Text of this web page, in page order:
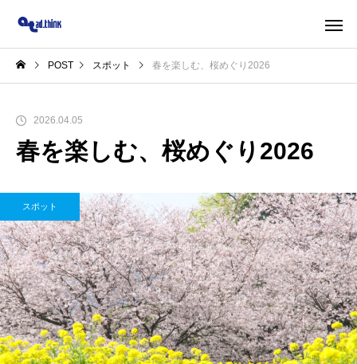
POST スポット 春を楽しむ、桜めぐり2026
2026.04.05
春を楽しむ、桜めぐり2026
スポット